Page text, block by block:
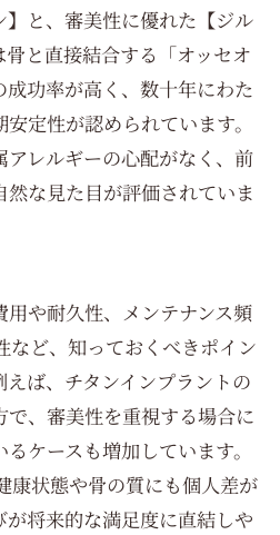
と、審美性に優れた【ジル
と直接結合する「オッセオ
功率が高く、数十年にわた
定性が認められています。
レルギーの心配がなく、前
な見た目が評価されていま
や耐久性、メンテナンス頻
ど、知っておくべきポイン
えば、チタンインプラントの
、審美性を重視する場合に
ケースも増加しています。
康状態や骨の質にも個人差が
将来的な満足度に直結しや